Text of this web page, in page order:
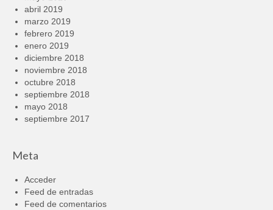
abril 2019
marzo 2019
febrero 2019
enero 2019
diciembre 2018
noviembre 2018
octubre 2018
septiembre 2018
mayo 2018
septiembre 2017
Meta
Acceder
Feed de entradas
Feed de comentarios